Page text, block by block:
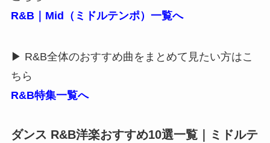
R&B｜Mid（ミドルテンポ）一覧へ
▶ R&B全体のおすすめ曲をまとめて見たい方はこ
ちら
R&B特集一覧へ
ダンス R&B洋楽おすすめ10選一覧｜ミドルテ